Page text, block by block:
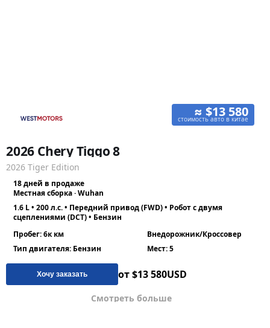
≈ $13 580
стоимость авто в китае
2026 Chery Tiggo 8
2026 Tiger Edition
18 дней в продаже
Местная сборка · Wuhan
1.6 L • 200 л.с. • Передний привод (FWD) • Робот с двумя
сцеплениями (DCT) • Бензин
Пробег: 6к км
Внедорожник/Кроссовер
Тип двигателя: Бензин
Мест: 5
Хочу заказать от $13 580USD
Смотреть больше